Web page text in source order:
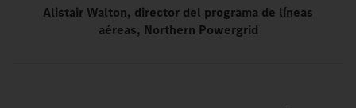
Alistair Walton, director del programa de líneas
aéreas, Northern Powergrid